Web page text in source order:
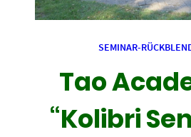
SEMINAR-
Tao
“Kolibri